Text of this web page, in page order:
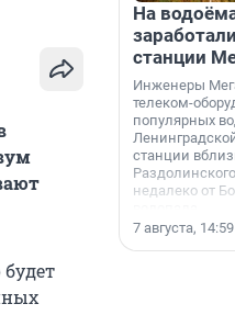
На
станции
Инженеры
телеком-
популярных
станции
недалеко от
7 августа, 14:59